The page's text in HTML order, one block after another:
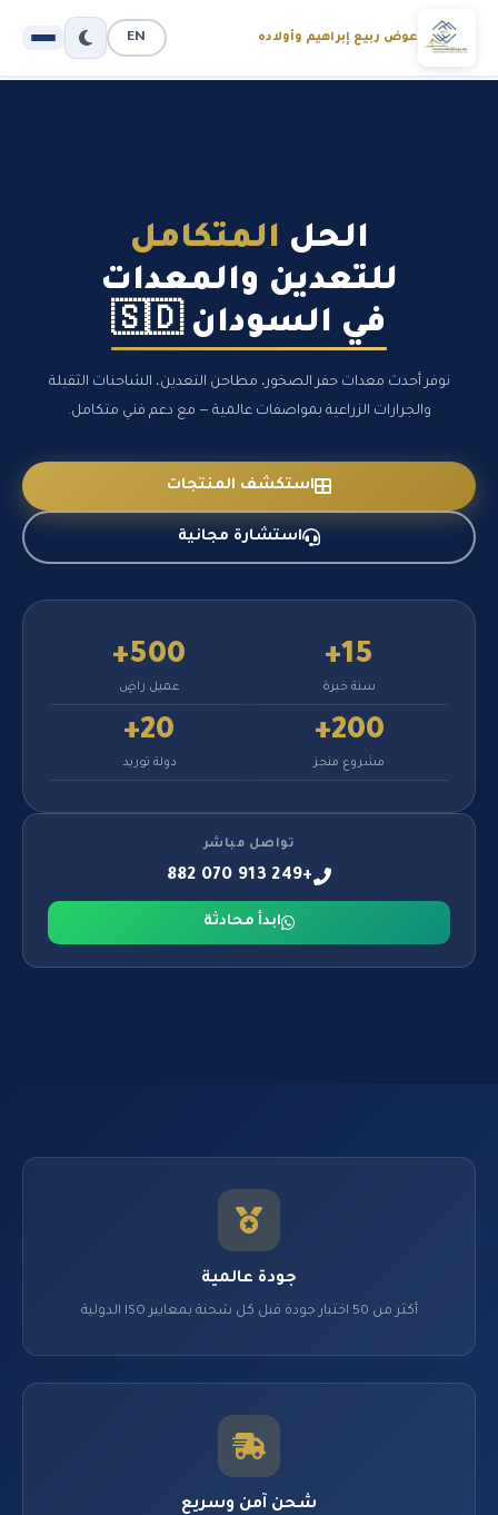
عوض ربيع إبراهيم وأولاده EN
الحل المتكامل
للتعدين والمعدات
في السودان 🇸🇩
نوفر أحدث معدات حفر الصخور، مطاحن التعدين، الشاحنات الثقيلة
والجرارات الزراعية بمواصفات عالمية — مع دعم فني متكامل.
استكشف المنتجات
استشارة مجانية
15+
سنة خبرة
500+
عميل راضٍ
200+
مشروع منجز
20+
دولة توريد
تواصل مباشر
+249 913 070 882
ابدأ محادثة
جودة عالمية
أكثر من 50 اختبار جودة قبل كل شحنة بمعايير ISO الدولية
شحن آمن وسريع